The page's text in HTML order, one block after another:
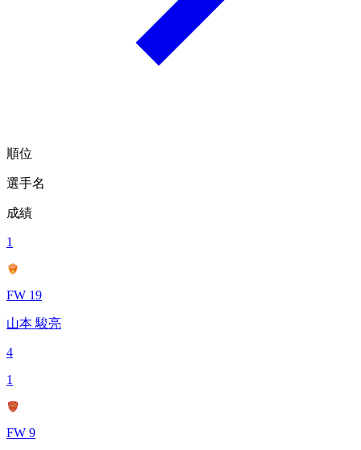
順位
選手名
成績
1
FW 19
山本 駿亮
4
1
FW 9